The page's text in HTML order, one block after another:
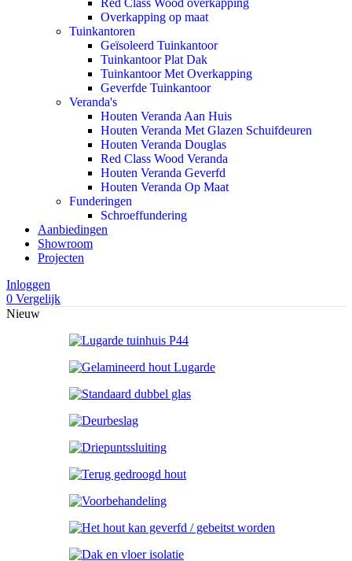
Red Class Wood overkapping
Overkapping op maat
Tuinkantoren
Geïsoleerd Tuinkantoor
Tuinkantoor Plat Dak
Tuinkantoor Met Overkapping
Geverfde Tuinkantoor
Veranda's
Houten Veranda Aan Huis
Houten Veranda Met Glazen Schuifdeuren
Houten Veranda Douglas
Red Class Wood Veranda
Houten Veranda Geverfd
Houten Veranda Op Maat
Funderingen
Schroeffundering
Aanbiedingen
Showroom
Projecten
Inloggen
0 Vergelijk
Nieuw